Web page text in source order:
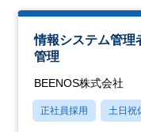
情報システム管理
管理
BEENOS株式会社
正社員採用 土日祝